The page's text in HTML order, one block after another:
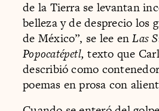
de la Tierra se levantan
belleza y de desprecio los
de México”, se lee enLas
Popocatépetl, texto que
describió como
poemas en prosa con